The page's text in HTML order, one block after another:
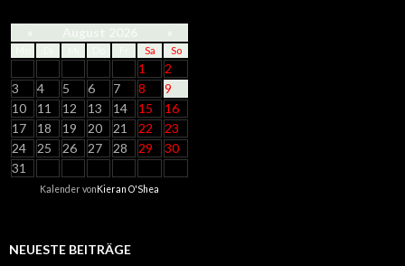
« »
Sa So
1
2
3
4 5 6 7 8
9
10
11 12 13 14 15
16
17
18 19 20 21 22
23
24
25 26 27 28 29
30
31
Kalender vonKieran O'Shea
NEUESTE BEITRÄGE